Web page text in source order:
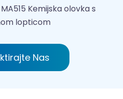
MA515 Kemijska olovka s
lopticom
Nas